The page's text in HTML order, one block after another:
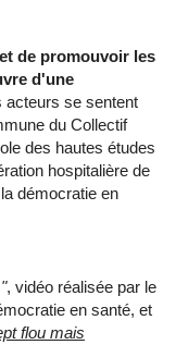
de promouvoir les
d'une
acteurs se sentent
du Collectif
des hautes études
hospitalière de
démocratie en
", vidéo réalisée par le
en santé, et
flou mais